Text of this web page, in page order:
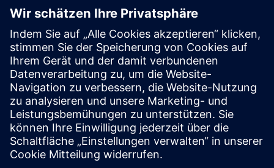
Ihrem Arbeitsalltag anwendbar sind. Das
Lernen geht über den Kurs hinaus mit
einer einjährigen Mitgliedschaft auf
unserer digitalen Lernplattform SITRAIN
access.
Übersicht